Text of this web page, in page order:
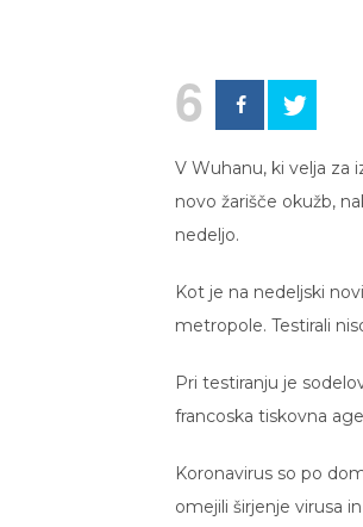
6
V Wuhanu, ki velja za
novo žarišče okužb,
nedeljo.
Kot je na nedeljski
metropole. Testirali
Pri testiranju je
francoska tiskovna
Koronavirus so po
omejili širjenje virusa